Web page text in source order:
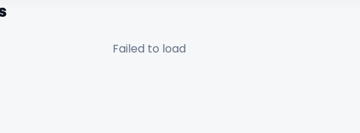
Failed to load